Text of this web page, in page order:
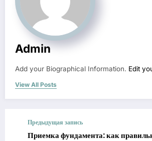
Admin
Add your Biographical Information. Edit
View All Posts
Предыдущая запись
Приемка фундамента: как